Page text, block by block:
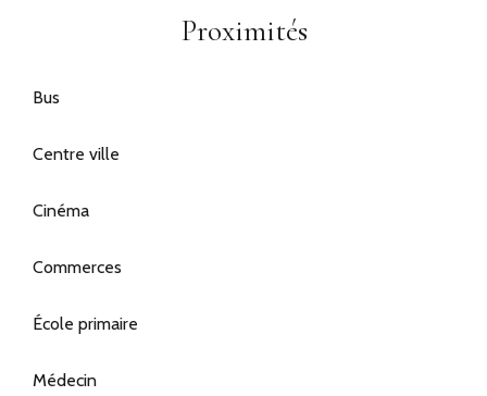
Proximités
Bus
Centre ville
Cinéma
Commerces
École primaire
Médecin